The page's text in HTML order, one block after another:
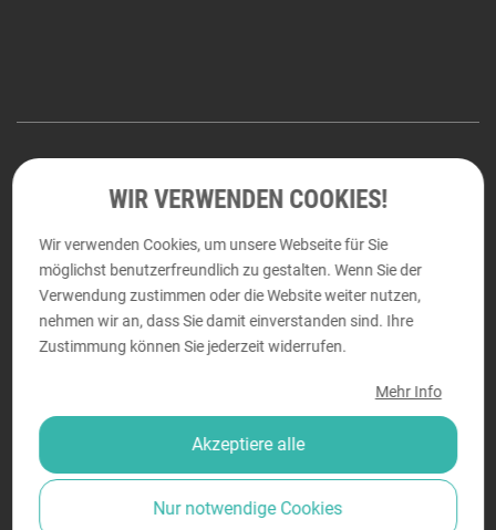
Wir suchen Verstärkung!
Technik, Gestaltung und perfekte Ergebnisse.
Wenn Sie mehr wollen als der Durchschnitt, freuen wir uns
auf Ihre Bewerbung.
WIR VERWENDEN COOKIES!
Wir verwenden Cookies, um unsere Webseite für Sie
möglichst benutzerfreundlich zu gestalten. Wenn Sie der
Verwendung zustimmen oder die Website weiter nutzen,
nehmen wir an, dass Sie damit einverstanden sind. Ihre
Zustimmung können Sie jederzeit widerrufen.
Mehr Info
Akzeptiere alle
Nur notwendige Cookies